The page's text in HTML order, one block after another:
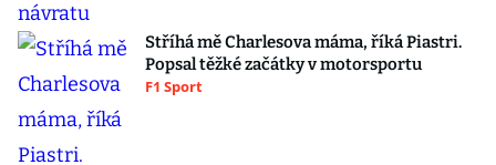
Stříhá mě Charlesova máma, říká Piastri.
Popsal těžké začátky v motorsportu
F1 Sport